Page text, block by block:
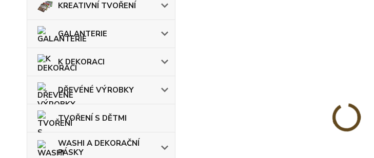
KREATIVNÍ TVOŘENÍ
GALANTERIE
K DEKORACI
DŘEVÉNÉ VÝROBKY
TVOŘENÍ S DĚTMI
WASHI A DEKORAČNÍ
PÁSKY